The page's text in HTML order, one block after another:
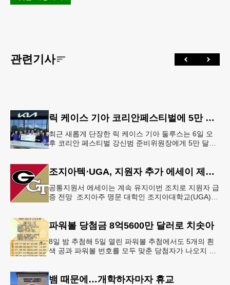
관련기사
릭 케이스 기아 코리안페스티벌에 5만 달러 후원
최근 새롭게 단장한 릭 케이스 기아 둘루스는 6일 오
후 코리안 페스티벌 강신범 준비위원장에게 5만 달러
조지아텍⋅UGA, 지원자 추가 에세이 제출 폐지
공통지원서 에세이는 계속 유지이번 조치로 지원자 급
증 전망 조지아주 명문 대학인 조지아대학교(UGA)와
파워볼 당첨금 8억5600만 달러로 치솟아
8일 밤 추첨해 5일 열린 파워볼 추첨에서도 5개의 흰
색 공과 파워볼 번호를 모두 맞춘 당첨자가 나오지 않
뱀 때문에…개학하자마자 휴교